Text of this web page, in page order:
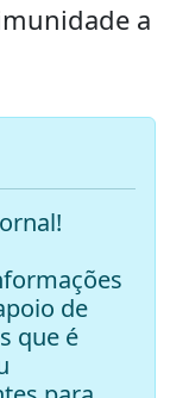
a
de
que é